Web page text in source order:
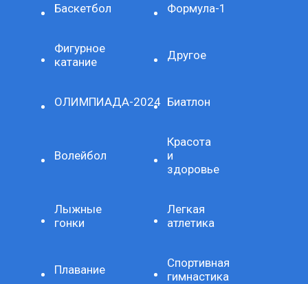
Баскетбол Формула-1
Фигурное
катание
Другое
ОЛИМПИАДА-2024 Биатлон
Волейбол
Красота
и
здоровье
Лыжные
гонки
Легкая
атлетика
Плавание
Спортивная
гимнастика